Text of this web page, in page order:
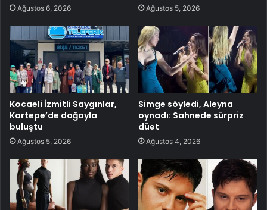
Ağustos 6, 2026 Ağustos 5, 2026
Kocaeli İzmitli Saygınlar,
Kartepe’de doğayla
buluştu
Ağustos 5, 2026
Simge söyledi, Aleyna
oynadı: Sahnede sürpriz
düet
Ağustos 4, 2026